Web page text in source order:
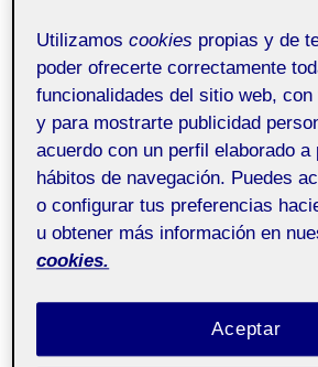
Utilizamoscookies propias y de
poder ofrecerte correctamente
funcionalidades del sitio web,
y para mostrarte publicidad
acuerdo con un perfil elaborado a
hábitos de navegación. Puedes
o configurar tus preferencias
u obtener más información en
cookies.
Aceptar